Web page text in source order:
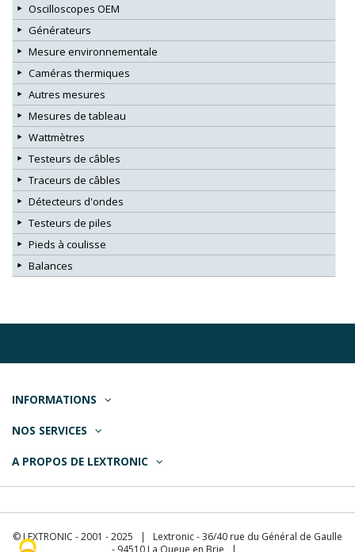
Oscilloscopes OEM
Générateurs
Mesure environnementale
Caméras thermiques
Autres mesures
Mesures de tableau
Wattmètres
Testeurs de câbles
Traceurs de câbles
Détecteurs d'ondes
Testeurs de piles
Pieds à coulisse
Balances
INFORMATIONS
NOS SERVICES
A PROPOS DE LEXTRONIC
© LEXTRONIC - 2001 - 2025 | Lextronic - 36/40 rue du Général de Gaulle